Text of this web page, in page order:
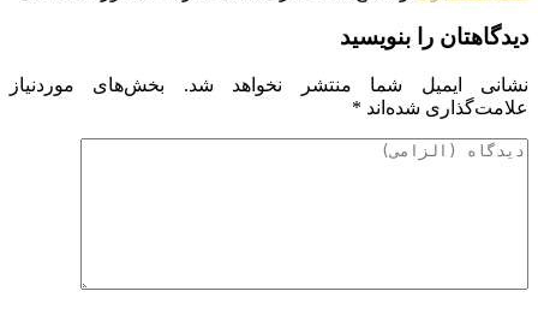
دیدگاهتان را بنویسید
نشانی ایمیل شما منتشر نخواهد شد.
بخش‌های موردنیاز
علامت‌گذاری شده‌اند *